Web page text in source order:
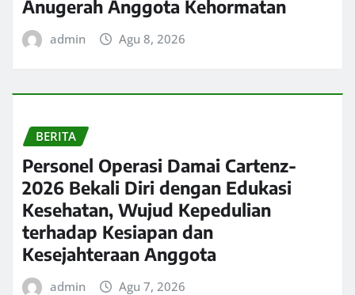
Anugerah Anggota Kehormatan
admin Agu 8, 2026
BERITA
Personel Operasi Damai Cartenz-
2026 Bekali Diri dengan Edukasi
Kesehatan, Wujud Kepedulian
terhadap Kesiapan dan
Kesejahteraan Anggota
admin Agu 7, 2026